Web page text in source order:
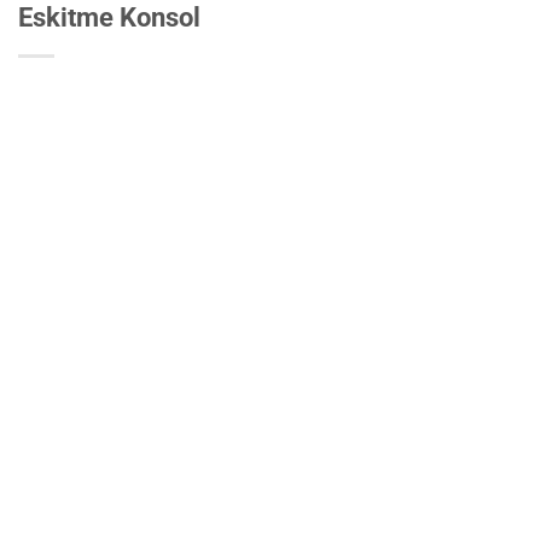
Eskitme Konsol